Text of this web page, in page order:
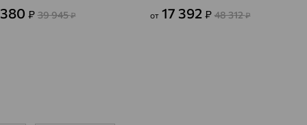
₽ 39 945₽ от 17 392 ₽ 48 312₽